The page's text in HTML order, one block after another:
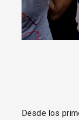
Desde los